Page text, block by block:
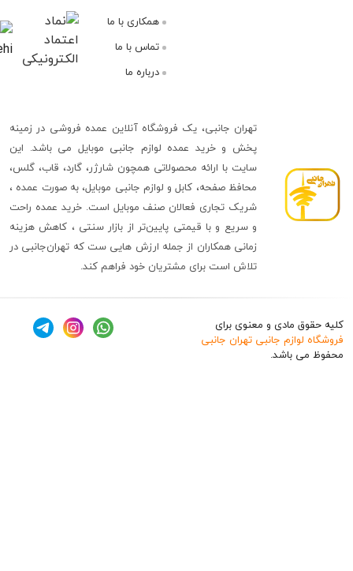
همکاری با ما
تماس با ما
تهران جانبی، یک فروشگاه آنلاین عمده فروشی در زمینه
پخش و خرید عمده لوازم جانبی موبایل می باشد. این
سایت با ارائه محصولاتی همچون شارژر، گارد، قاب، گلس،
محافظ صفحه، کابل و لوازم جانبی موبایل، به صورت عمده ،
شریک تجاری فعالان صنف موبایل است. خرید عمده راحت
و سریع و با قیمتی پایین‌تر از بازار سنتی ، کاهش هزینه
زمانی همکاران از جمله ارزش هایی ست که تهران‌جانبی در
تلاش است برای مشتریان خود فراهم کند.
مادی و معنوی برای
جانبی تهران جانبی
باشد.